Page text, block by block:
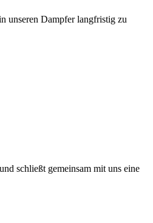
unseren Dampfer langfristig zu
schließt gemeinsam mit uns eine